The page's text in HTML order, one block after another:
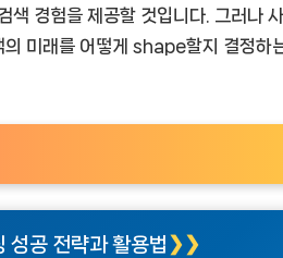
색 경험을 제공할 것입니다. 그러나
미래를 어떻게 shape할지 결정하
성공 전략과 활용법